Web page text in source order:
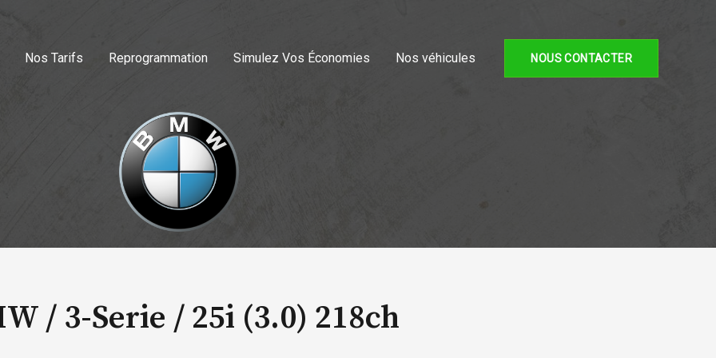
Nos Tarifs Reprogrammation Simulez Vos Économies Nos véhicules NOUS CONTACTER
/ 3-Serie / 25i (3.0) 218ch